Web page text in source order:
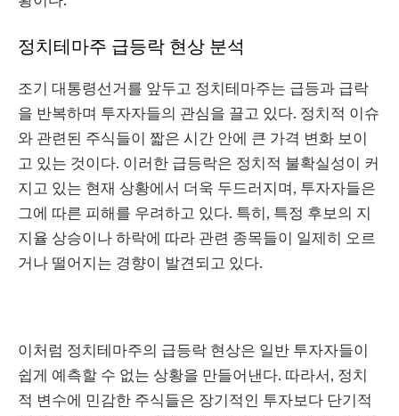
정치테마주 급등락 현상 분석
조기 대통령선거를 앞두고 정치테마주는 급등과 급락
을 반복하며 투자자들의 관심을 끌고 있다. 정치적 이슈
와 관련된 주식들이 짧은 시간 안에 큰 가격 변화 보이
고 있는 것이다. 이러한 급등락은 정치적 불확실성이 커
지고 있는 현재 상황에서 더욱 두드러지며, 투자자들은
그에 따른 피해를 우려하고 있다. 특히, 특정 후보의 지
지율 상승이나 하락에 따라 관련 종목들이 일제히 오르
거나 떨어지는 경향이 발견되고 있다.
이처럼 정치테마주의 급등락 현상은 일반 투자자들이
쉽게 예측할 수 없는 상황을 만들어낸다. 따라서, 정치
적 변수에 민감한 주식들은 장기적인 투자보다 단기적